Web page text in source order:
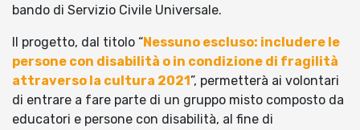
bando di Servizio Civile Universale.
Il progetto, dal titolo “Nessuno escluso: includere le
persone con disabilità o in condizione di fragilità
attraverso la cultura 2021 ”, permetterà ai volontari
di entrare a fare parte di un gruppo misto composto da
educatori e persone con disabilità, al fine di